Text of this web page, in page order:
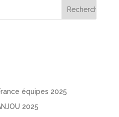
équipes 2025
2025